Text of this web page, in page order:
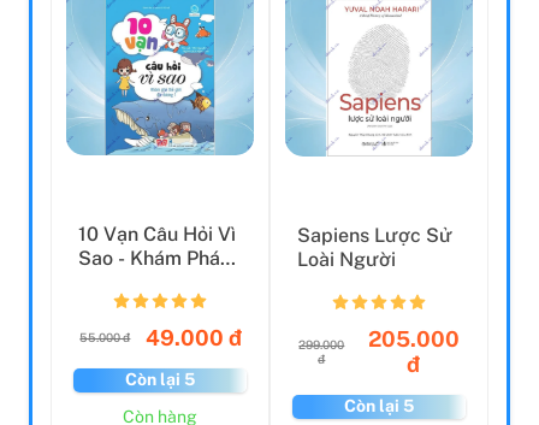
10 Vạn Câu Hỏi Vì
Sao - Khám Phá
Dươn...
55.000 đ 49.000 đ
Còn lại 5
Còn hàng
Sapiens Lược Sử
Loài Người
299.000
đ
205.000
đ
Còn lại 5